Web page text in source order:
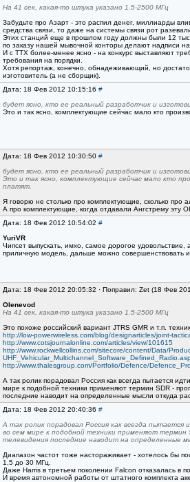
На 41 сек, какая-то штука указано 1.5-2500 МГц
Забудьте про Азарт - это распил денег, миллиарды
средства связи, то даже на системы связи рот
Этих станций еще в прошлом году должны были 12
по заказу нашей мывочной конторы делают надписи на
И с ТТХ более-менее ясно - на конкурс выставляют
требования на порядки.
Хотя репортаж, конечно, обнадеживающий, но
изготовитель (а не сборщик).
Дата: 18 Фев 2012 10:15:16 #
будет ясно, кто ее реальный разработчик и
Это и так ясно, комплектующие сейчас мало кто
Дата: 18 Фев 2012 10:30:50 #
будет ясно, кто ее реальный разработчик и
Это и так ясно, комплектующие сейчас мало кто
платят.
Я говорю не столько про комплектующие, сколько про
А про комплектующие, когда отдавали Ангстрему эту
Дата: 18 Фев 2012 10:54:02 #
YuriVR
Чипсет выпускать, имхо, самое дорогое
приличную модель, дальше можно совершенствовать
Дата: 18 Фев 2012 20:05:32 · Поправил: Zet (18 Фев
Olenevod
На 41 сек, какая-то штука указано 1.5-2500 МГц
Это похоже российский вариант JTRS GMR и т.п.
http://low-powerwireless.com/blog/designarticles/joint-
http://www.cotsjournalonline.com/articles/view/101615
http://www.rockwellcollins.com/sitecore/content/Data/
http://www.thalesgroup.com/Portfolio/Defence/
А так ролик порадовал Россия как всегда пытается
мире к подобной техники применяют термин SDR -
последние наводит на определенные мысли откуда
Дата: 18 Фев 2012 20:40:36 #
А так ролик порадовал Россия как всегда
во сем мире к подобной техники применяют термин
телевидения последние наводит на определенные
Диапазон частот тоже настораживает - хотелось бы
1,5 до 30 МГц.
Даже Harris в третьем поколении Falcon отказалась в
И время автономной работы от штатного комплекта